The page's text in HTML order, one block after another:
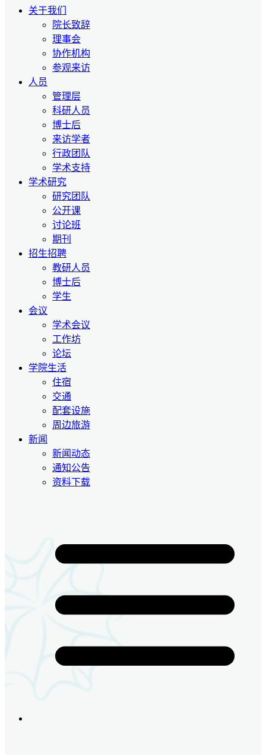
关于我们
院长致辞
理事会
协作机构
参观来访
人员
管理层
科研人员
博士后
来访学者
行政团队
学术支持
学术研究
研究团队
公开课
讨论班
期刊
招生招聘
教研人员
博士后
学生
会议
学术会议
工作坊
论坛
学院生活
住宿
交通
配套设施
周边旅游
新闻
新闻动态
通知公告
资料下载